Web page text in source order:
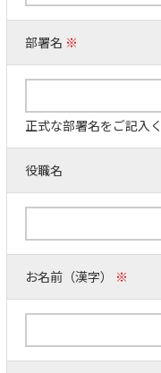
部署名 ※
正式な部署名をご記入
役職名
お名前（漢字） ※